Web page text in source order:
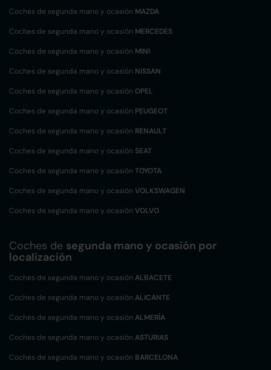
Coches de segunda mano y ocasión MAZDA
Coches de segunda mano y ocasión MERCEDES
Coches de segunda mano y ocasión MINI
Coches de segunda mano y ocasión NISSAN
Coches de segunda mano y ocasión OPEL
Coches de segunda mano y ocasión PEUGEOT
Coches de segunda mano y ocasión RENAULT
Coches de segunda mano y ocasión SEAT
Coches de segunda mano y ocasión TOYOTA
Coches de segunda mano y ocasión VOLKSWAGEN
Coches de segunda mano y ocasión VOLVO
Coches de segunda mano y ocasión por
localización
Coches de segunda mano y ocasión ALBACETE
Coches de segunda mano y ocasión ALICANTE
Coches de segunda mano y ocasión ALMERÍA
Coches de segunda mano y ocasión ASTURIAS
Coches de segunda mano y ocasión BARCELONA